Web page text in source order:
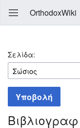
OrthodoxWiki
Σελίδα:
Υποβολή